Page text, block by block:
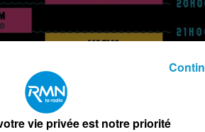
vie privée est notre priorité